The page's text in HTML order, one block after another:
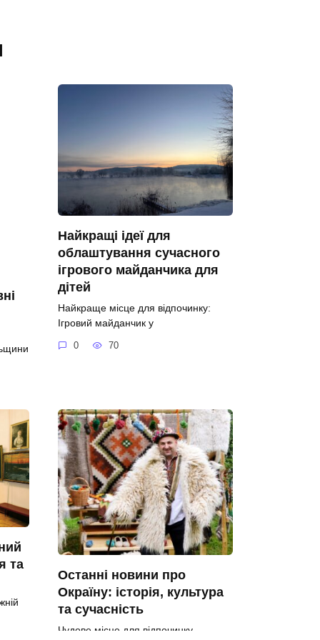
Найкращі ідеї для
облаштування сучасного
ігрового майданчика для
дітей
Найкраще місце для відпочинку:
Ігровий майданчик у
0 70
та
Останні новини про
Окраїну: історія, культура
та сучасність
Чудове місце для відпочинку —